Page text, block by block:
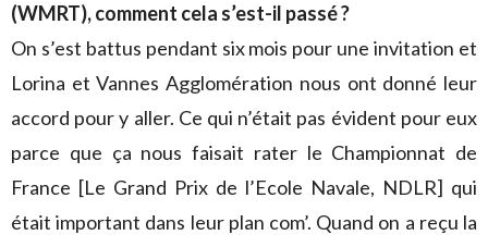
(WMRT), comment cela s’est-il passé ?
On s’est battus pendant six mois pour une invitation et
Lorina et Vannes Agglomération nous ont donné leur
accord pour y aller. Ce qui n’était pas évident pour eux
parce que ça nous faisait rater le Championnat de
France [Le Grand Prix de l’Ecole Navale, NDLR] qui
était important dans leur plan com’. Quand on a reçu la